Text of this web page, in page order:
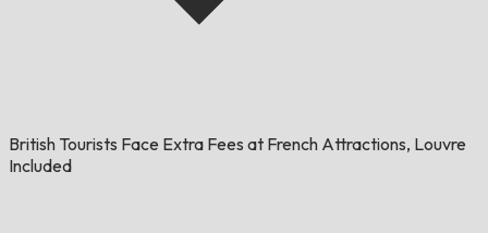
British Tourists Face Extra Fees at French Attractions, Louvre
Included